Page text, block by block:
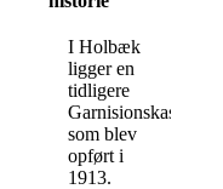
I Holbæk
ligger en
tidligere
Garnisionskaserne,
som blev
opført i
1913.